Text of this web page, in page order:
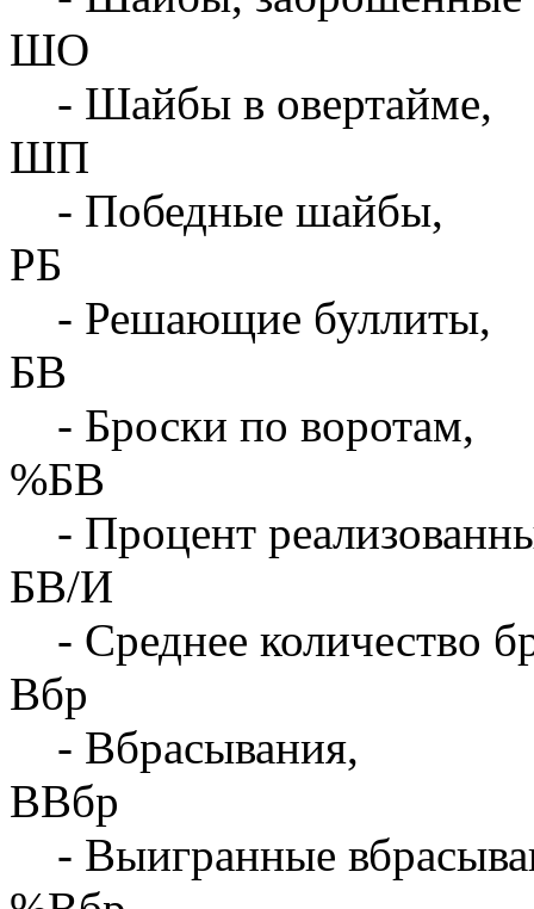
ШО
- Шайбы в овертайме,
ШП
- Победные шайбы,
РБ
- Решающие буллиты,
БВ
- Броски по воротам,
%БВ
- Процент
БВ/И
- Среднее количество
Вбр
- Вбрасывания,
ВВбр
- Выигранные